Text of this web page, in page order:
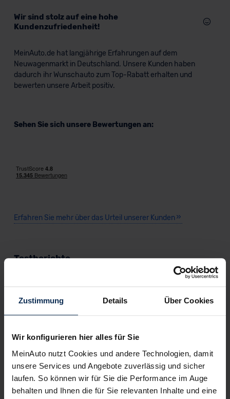
Zustimmung Details Über Cookies
Wir konfigurieren hier alles für Sie
MeinAuto nutzt Cookies und andere Technologien, damit
unsere Services und Angebote zuverlässig und sicher
laufen. So können wir für Sie die Performance im Auge
behalten und Ihnen die für Sie relevanten Inhalte und eine
Wir sind stolz auf eine hohe
Kundenzufriedenheit!
MeinAuto.de hat langjährige Erfahrungen auf dem
Neuwagenmarkt in Deutschland. Unsere Kunden haben
dadurch ihr Wunschauto zum Top-Rabatt erhalten und
bewerten unsere Arbeit positiv.
Sehen Sie sich unsere Bewertungen an:
Erfahren Sie mehr über das Urteil unserer Kunden
Testberichte
KI-generiert
Suzuki Vitara Hybrid (Test 2022): Ist das Mini-